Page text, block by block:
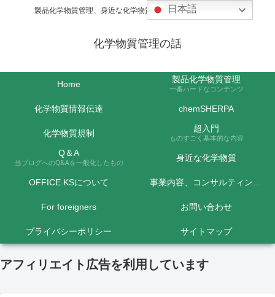
製品化学物質管理、身近な化学物質などの話題を取り上げます
化学物質管理の話
Home 製品化学物質管理
一番ハードなコンテンツ
化学物質情報伝達 chemSHERPA
化学物質規制 超入門
ものすごく基本的な内容
Q＆A
当ブログへのQ&Aを一般化したもの 身近な化学物質
OFFICE KSについて 事業内容、コンサルティング料金など
For foreigners お問い合わせ
プライバシーポリシー サイトマップ
アフィリエイト広告を利用しています
日本語